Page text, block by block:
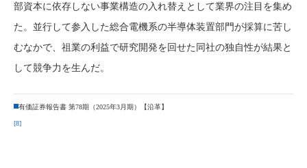
部資本に依存しない事業構造の入れ替えとして業界の注目を集め
た。並行して参入した総合電機系の半導体装置部門が採算に苦し
むなかで、祖業の利益で研究開発を回せた同社の独自性が結果と
して競争力を生んだ。
有価証券報告書 第78期（2025年3月期）【沿革】
[8]